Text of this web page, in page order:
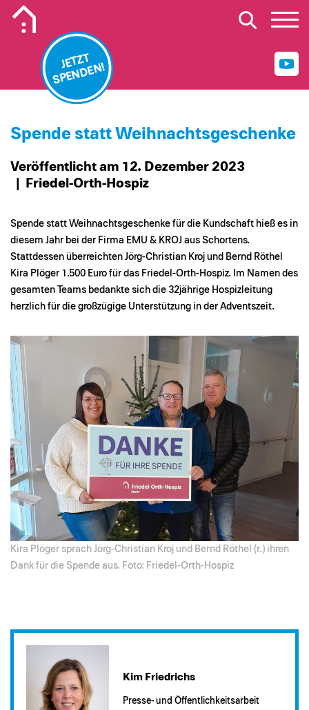
JETZT
SPENDEN!
Spende statt Weihnachtsgeschenke
Veröffentlicht am 12. Dezember 2023
| Friedel-Orth-Hospiz
Spende statt Weihnachtsgeschenke für die Kundschaft hieß es in
diesem Jahr bei der Firma EMU & KROJ aus Schortens.
Stattdessen überreichten Jörg-Christian Kroj und Bernd Röthel
Kira Plöger 1.500 Euro für das Friedel-Orth-Hospiz. Im Namen des
gesamten Teams bedankte sich die 32jährige Hospizleitung
herzlich für die großzügige Unterstützung in der Adventszeit.
Kira Plöger sprach Jörg-Christian Kroj und Bernd Röthel (r.) ihren
Dank für die Spende aus. Foto: Friedel-Orth-Hospiz
Kim Friedrichs
Presse- und Öffentlichkeitsarbeit
Mobiles Logo Mission Lebenshaus